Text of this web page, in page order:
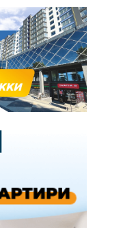
немовля
Олексій Юков
на
заяв до
обирають
зросли на
ще далеко
та заявив
нарахували